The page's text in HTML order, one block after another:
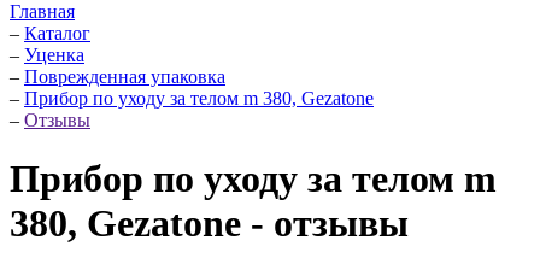
Главная
– Каталог
– Уценка
– Поврежденная упаковка
– Прибор по уходу за телом m 380, Gezatone
– Отзывы
Прибор по уходу за телом m
380, Gezatone - отзывы